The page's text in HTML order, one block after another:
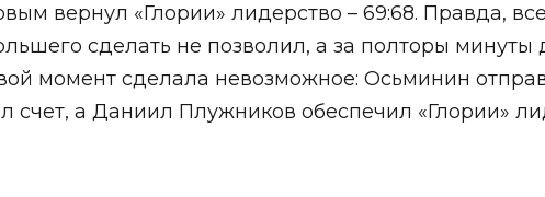
вернул «Глории» лидерство – 69:68. Правда,
сделать не позволил, а за полторы минуты
момент сделала невозможное: Осьминин
а Даниил Плужников обеспечил «Глории»